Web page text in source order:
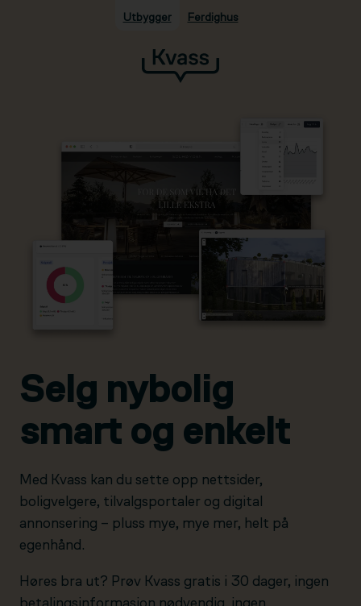
Hopp til hovedinnhold
Utbygger Ferdighus
Selg nybolig
smart og enkelt
Med Kvass kan du sette opp nettsider,
boligvelgere, tilvalgsportaler og digital
annonsering – pluss mye, mye mer, helt på
egenhånd.
Høres bra ut? Prøv Kvass gratis i 30 dager, ingen